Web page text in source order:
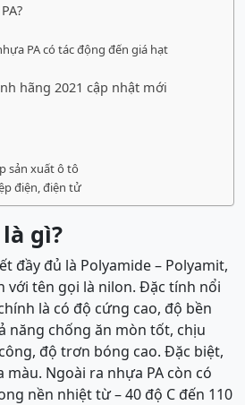
PA có tác động đến giá hạt
hãng 2021 cập nhật mới
sản xuất ô tô
điện, điện tử
gì?
đầy đủ là Polyamide – Polyamit,
với tên gọi là nilon. Đặc tính nổi
là có độ cứng cao, độ bền
năng chống ăn mòn tốt, chịu
độ trơn bóng cao. Đặc biệt,
Ngoài ra nhựa PA còn có
nền nhiệt từ – 40 độ C đến 110